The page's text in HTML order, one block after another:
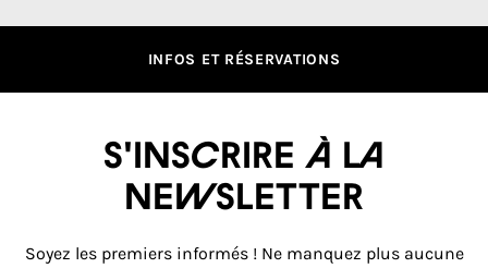
INFOS ET RÉSERVATIONS
S'inscrire à la
newsletter
Soyez les premiers informés ! Ne manquez plus aucune